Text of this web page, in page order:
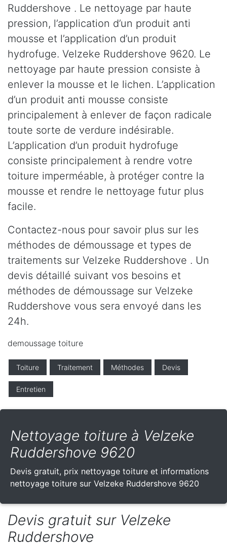
Ruddershove . Le nettoyage par haute
pression, l’application d’un produit anti
mousse et l’application d’un produit
hydrofuge. Velzeke Ruddershove 9620. Le
nettoyage par haute pression consiste à
enlever la mousse et le lichen. L’application
d’un produit anti mousse consiste
principalement à enlever de façon radicale
toute sorte de verdure indésirable.
L’application d’un produit hydrofuge
consiste principalement à rendre votre
toiture imperméable, à protéger contre la
mousse et rendre le nettoyage futur plus
facile.
Contactez-nous pour savoir plus sur les
méthodes de démoussage et types de
traitements sur Velzeke Ruddershove . Un
devis détaillé suivant vos besoins et
méthodes de démoussage sur Velzeke
Ruddershove vous sera envoyé dans les
24h.
demoussage toiture
Toiture Traitement Méthodes Devis
Entretien
Nettoyage toiture à Velzeke
Ruddershove 9620
Devis gratuit, prix nettoyage toiture et informations
nettoyage toiture sur Velzeke Ruddershove 9620
Devis gratuit sur Velzeke
Ruddershove